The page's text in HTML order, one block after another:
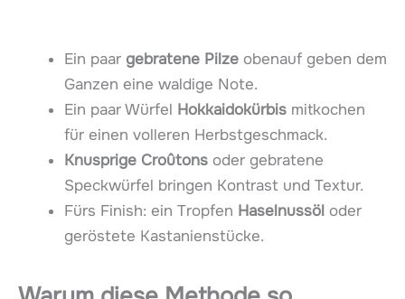
Ein paar gebratene Pilze obenauf geben dem
Ganzen eine waldige Note.
Ein paar Würfel Hokkaidokürbis mitkochen
für einen volleren Herbstgeschmack.
Knusprige Croûtons oder gebratene
Speckwürfel bringen Kontrast und Textur.
Fürs Finish: ein Tropfen Haselnussöl oder
geröstete Kastanienstücke.